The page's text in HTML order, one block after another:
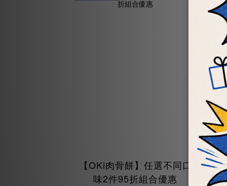
【OKi肉骨餅】任選不同口
味2件95折組合優惠